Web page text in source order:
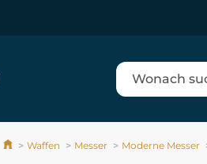
Waffen Messer Moderne Messer